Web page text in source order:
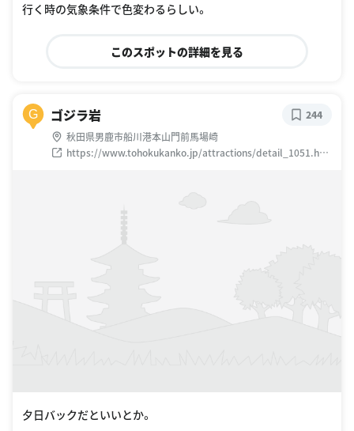
行く時の気象条件で色変わるらしい。
このスポットの詳細を見る
G ゴジラ岩
秋田県男鹿市船川港本山門前馬場崎
https://www.tohokukanko.jp/attractions/detail_1051.htm
244
夕日バックだといいとか。